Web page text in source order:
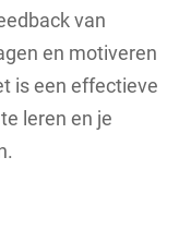
van
en motiveren
is een effectieve
leren en je